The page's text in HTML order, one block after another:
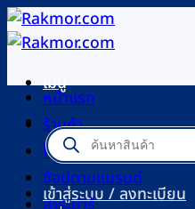
ข้าม
ไป
เนื้อหาเมนู
Products
search
เข้าสู่ระบบ / ลงทะเบียน
หน้าแรก
ร้านค้า
โปรโมชัน
ช้อปตามแบรนด์